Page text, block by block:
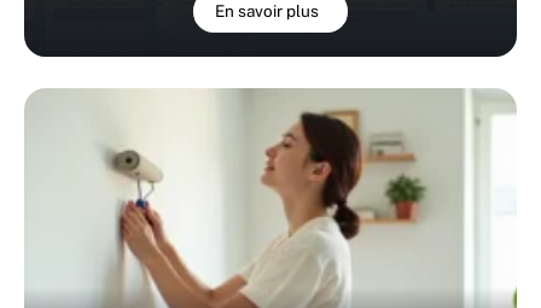
En savoir plus